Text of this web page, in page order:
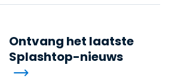
Ontvang het laatste
Splashtop-nieuws